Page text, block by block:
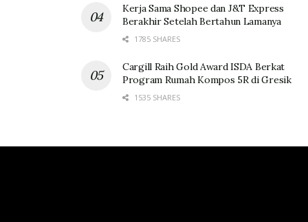
Kerja Sama Shopee dan J&T Express
Berakhir Setelah Bertahun Lamanya
1785 SHARES
Cargill Raih Gold Award ISDA Berkat
Program Rumah Kompos 5R di Gresik
1535 SHARES